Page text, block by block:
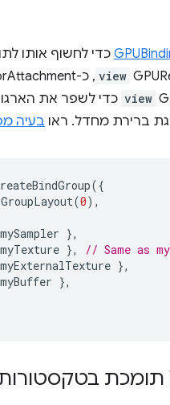
view , כ-GPURenderPassColorAttachment
view כדי לשפר את
ברירת מחדל. ראו בעיה מספר
({
(0),
mySampler },
myTexture },
// Same as
myExternalTexture },
myBuffer },